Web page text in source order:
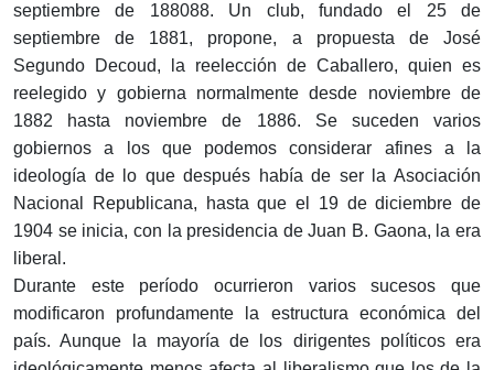
septiembre de 188088. Un club, fundado el 25 de
septiembre de 1881, propone, a propuesta de José
Segundo Decoud, la reelección de Caballero, quien es
reelegido y gobierna normalmente desde noviembre de
1882 hasta noviembre de 1886. Se suceden varios
gobiernos a los que podemos considerar afines a la
ideología de lo que después había de ser la Asociación
Nacional Republicana, hasta que el 19 de diciembre de
1904 se inicia, con la presidencia de Juan B. Gaona, la era
liberal.
Durante este período ocurrieron varios sucesos que
modificaron profundamente la estructura económica del
país. Aunque la mayoría de los dirigentes políticos era